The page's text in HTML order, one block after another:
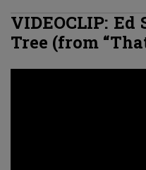
VIDEOCLIP:
Tree (from